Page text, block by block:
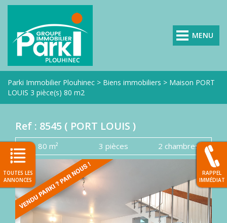
TOUTES LES
ANNONCES
RAPPEL
IMMÉDIAT
VOIR
TOUTES
LES
AGENCES
PARKI
ANNONCES
NOS
VENDUS
NOS
EXCLUSIVITÉS
PARKI
DEMANDE
D'ESTIMATION
MENU
Parki Immobilier Plouhinec > Biens immobiliers > Maison PORT
LOUIS 3 pièce(s) 80 m2
Ref : 8545 ( PORT LOUIS )
80 m² 3 pièces 2 chambres